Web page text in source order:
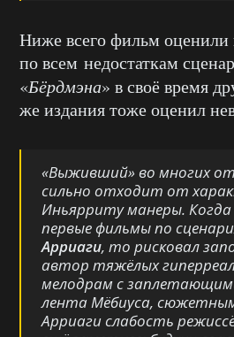
Ниже всего фильм оценили
по всем недостаткам
«Бёрдмэна» в своё время
же издания тоже оценил
«Выживший» во многих
сильно отходит от
Иньярриту манеры.
первые фильмы по
Арриаги, то рисковал
автор тяжёлых
мелодрам с
лента Мёбиуса,
Арриаги слабость